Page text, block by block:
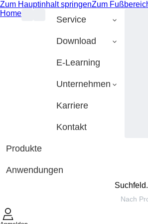
Zum Hauptinhalt springenZum
Home
Service
Download
E-Learning
Unternehmen
Karriere
Kontakt
Produkte
Anwendungen
Suchfeld.